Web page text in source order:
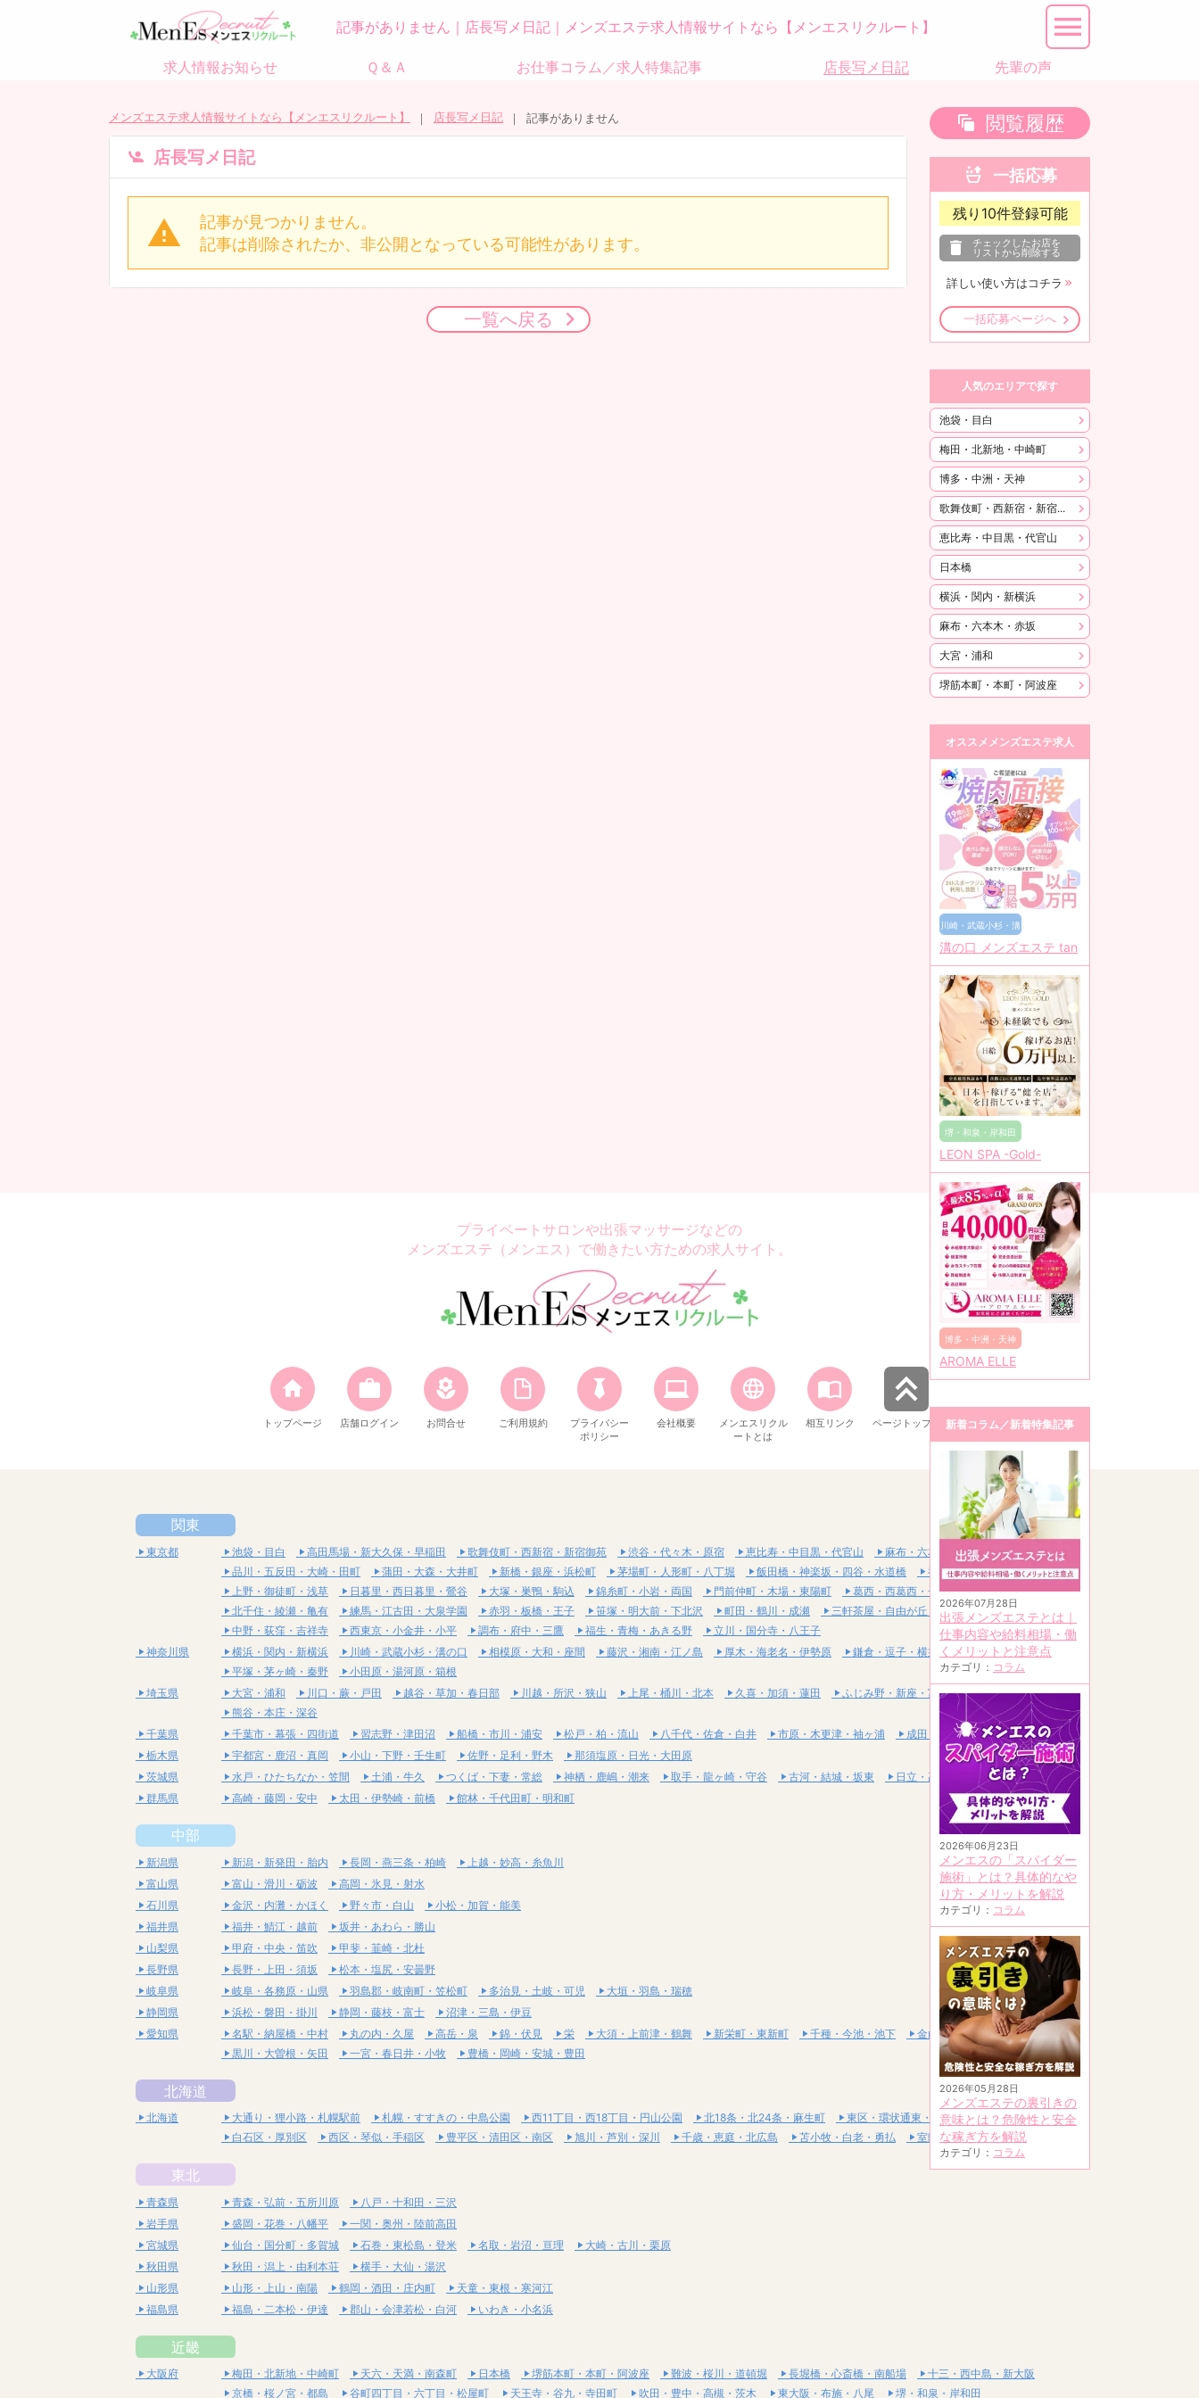
記事がありません｜店長写メ日記｜メンズエステ求人情報サイトなら【メンエスリクルート】
求人情報お知らせ Ｑ＆Ａ お仕事コラム／求人特集記事 店長写メ日記 先輩の声
メンズエステ求人情報サイトなら【メンエスリクルート】 店長写メ日記 記事がありません
店長写メ日記
記事が見つかりません。
記事は削除されたか、非公開となっている可能性があります。
一覧へ戻る
閲覧履歴
一括応募
残り 10件登録可能
チェックしたお店を
リストから削除する
詳しい使い方はコチラ
一括応募ページへ
人気のエリアで探す
池袋・目白
梅田・北新地・中崎町
博多・中洲・天神
歌舞伎町・西新宿・新宿御苑
恵比寿・中目黒・代官山
日本橋
横浜・関内・新横浜
麻布・六本木・赤坂
大宮・浦和
堺筋本町・本町・阿波座
オススメメンズエステ求人
川崎・武蔵小杉・溝
の口
溝の口 メンズエステ tan
堺・和泉・岸和田
LEON SPA -Gold-
博多・中洲・天神
AROMA ELLE
新着コラム／新着特集記事
2026年07月28日
出張メンズエステとは｜
仕事内容や給料相場・働
くメリットと注意点
カテゴリ： コラム
2026年06月23日
メンエスの「スパイダー
施術」とは？具体的なや
り方・メリットを解説
カテゴリ： コラム
2026年05月28日
メンズエステの裏引きの
意味とは？危険性と安全
な稼ぎ方を解説
カテゴリ： コラム
プライベートサロンや出張マッサージなどの
メンズエステ（メンエス）で働きたい方ための求人サイト。
トップページ 店舗ログイン お問合せ ご利用規約
プライバシー
ポリシー
会社概要
メンエスリクル
ートとは
相互リンク ページトップへ
関東
東京都 池袋・目白 高田馬場・新大久保・早稲田 歌舞伎町・西新宿・新宿御苑 渋谷・代々木・原宿 恵比寿・中目黒・代官山
麻布・六本木・赤坂
品川・五反田・大崎・田町
蒲田・大森・大井町 新橋・銀座・浜松町 茅場町・人形町・八丁堀 飯田橋・神楽坂・四谷・水道橋
神田・秋葉原・浅草橋
上野・御徒町・浅草
日暮里・西日暮里・鶯谷 大塚・巣鴨・駒込 錦糸町・小岩・両国 門前仲町・木場・東陽町
葛西・西葛西・一之江
北千住・綾瀬・亀有
練馬・江古田・大泉学園 赤羽・板橋・王子 笹塚・明大前・下北沢 町田・鶴川・成瀬
三軒茶屋・自由が丘・二子玉川
中野・荻窪・吉祥寺
西東京・小金井・小平 調布・府中・三鷹 福生・青梅・あきる野
立川・国分寺・八王子
神奈川県
横浜・関内・新横浜 川崎・武蔵小杉・溝の口 相模原・大和・座間 藤沢・湘南・江ノ島 厚木・海老名・伊勢原
鎌倉・逗子・横須賀
平塚・茅ヶ崎・秦野
小田原・湯河原・箱根
埼玉県
大宮・浦和 川口・蕨・戸田 越谷・草加・春日部 川越・所沢・狭山 上尾・桶川・北本 久喜・加須・蓮田
ふじみ野・新座・富士見
熊谷・本庄・深谷
千葉県
千葉市・幕張・四街道 習志野・津田沼 船橋・市川・浦安 松戸・柏・流山 八千代・佐倉・白井 市原・木更津・袖ヶ浦
成田・富里・印西
栃木県
宇都宮・鹿沼・真岡 小山・下野・壬生町 佐野・足利・野木
那須塩原・日光・大田原
茨城県
水戸・ひたちなか・笠間 土浦・牛久 つくば・下妻・常総 神栖・鹿嶋・潮来 取手・龍ヶ崎・守谷 古河・結城・坂東
日立・高萩・常陸太田
群馬県
高崎・藤岡・安中 太田・伊勢崎・前橋 館林・千代田町・明和町
中部
新潟県 新潟・新発田・胎内 長岡・燕三条・柏崎
上越・妙高・糸魚川
富山県
富山・滑川・砺波
高岡・氷見・射水
石川県
金沢・内灘・かほく 野々市・白山
小松・加賀・能美
福井県
福井・鯖江・越前
坂井・あわら・勝山
山梨県
甲府・中央・笛吹
甲斐・韮崎・北杜
長野県
長野・上田・須坂
松本・塩尻・安曇野
岐阜県
岐阜・各務原・山県 羽島郡・岐南町・笠松町 多治見・土岐・可児
大垣・羽島・瑞穂
静岡県
浜松・磐田・掛川 静岡・藤枝・富士
沼津・三島・伊豆
愛知県
名駅・納屋橋・中村 丸の内・久屋 高岳・泉 錦・伏見 栄 大須・上前津・鶴舞 新栄町・東新町 千種・今池・池下
金山・熱田
黒川・大曽根・矢田
一宮・春日井・小牧 豊橋・岡崎・安城・豊田
北海道
北海道 大通り・狸小路・札幌駅前 札幌・すすきの・中島公園 西11丁目・西18丁目・円山公園 北18条・北24条・麻生町
東区・環状通東・新道東
白石区・厚別区
西区・琴似・手稲区 豊平区・清田区・南区 旭川・芦別・深川 千歳・恵庭・北広島 苫小牧・白老・勇払 室蘭・登別・伊達
東北
青森県 青森・弘前・五所川原
八戸・十和田・三沢
岩手県
盛岡・花巻・八幡平
一関・奥州・陸前高田
宮城県
仙台・国分町・多賀城 石巻・東松島・登米 名取・岩沼・亘理
大崎・古川・栗原
秋田県
秋田・潟上・由利本荘
横手・大仙・湯沢
山形県
山形・上山・南陽 鶴岡・酒田・庄内町
天童・東根・寒河江
福島県
福島・二本松・伊達 郡山・会津若松・白河 いわき・小名浜
近畿
大阪府 梅田・北新地・中崎町 天六・天満・南森町 日本橋 堺筋本町・本町・阿波座 難波・桜川・道頓堀 長堀橋・心斎橋・南船場
十三・西中島・新大阪
京橋・桜ノ宮・都島
谷町四丁目・六丁目・松屋町 天王寺・谷九・寺田町 吹田・豊中・高槻・茨木 東大阪・布施・八尾 堺・和泉・岸和田